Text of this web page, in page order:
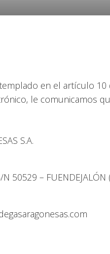
en el artículo 10
le comunicamos
S.A.
50529 – FUENDEJALÓN